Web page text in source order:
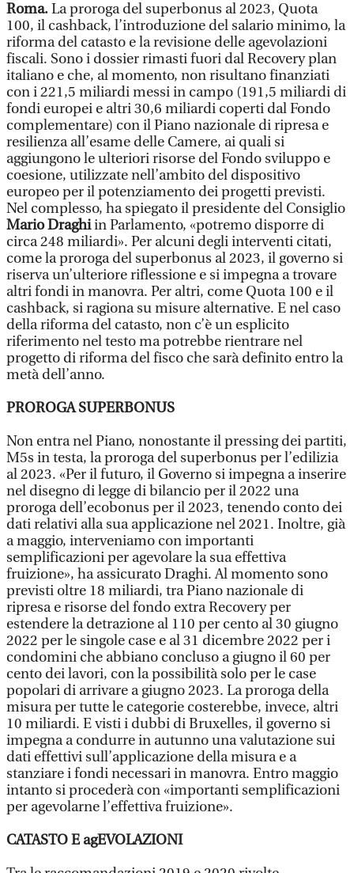
Roma.La proroga del superbonus al 2023, Quota
100, il cashback, l’introduzione del salario minimo, la
riforma del catasto e la revisione delle agevolazioni
fiscali. Sono i dossier rimasti fuori dal Recovery plan
italiano e che, al momento, non risultano finanziati
con i 221,5 miliardi messi in campo (191,5 miliardi di
fondi europei e altri 30,6 miliardi coperti dal Fondo
complementare) con il Piano nazionale di ripresa e
resilienza all’esame delle Camere, ai quali si
aggiungono le ulteriori risorse del Fondo sviluppo e
coesione, utilizzate nell’ambito del dispositivo
europeo per il potenziamento dei progetti previsti.
Nel complesso, ha spiegato il presidente del Consiglio
Mario Draghiin Parlamento, «potremo disporre di
circa 248 miliardi». Per alcuni degli interventi citati,
come la proroga del superbonus al 2023, il governo si
riserva un’ulteriore riflessione e si impegna a trovare
altri fondi in manovra. Per altri, come Quota 100 e il
cashback, si ragiona su misure alternative. E nel caso
della riforma del catasto, non c’è un esplicito
riferimento nel testo ma potrebbe rientrare nel
progetto di riforma del fisco che sarà definito entro la
metà dell’anno.
PROROGA SUPERBONUS
Non entra nel Piano, nonostante il pressing dei partiti,
M5s in testa, la proroga del superbonus per l’edilizia
al 2023. «Per il futuro, il Governo si impegna a inserire
nel disegno di legge di bilancio per il 2022 una
proroga dell’ecobonus per il 2023, tenendo conto dei
dati relativi alla sua applicazione nel 2021. Inoltre, già
a maggio, interveniamo con importanti
semplificazioni per agevolare la sua effettiva
fruizione», ha assicurato Draghi. Al momento sono
previsti oltre 18 miliardi, tra Piano nazionale di
ripresa e risorse del fondo extra Recovery per
estendere la detrazione al 110 per cento al 30 giugno
2022 per le singole case e al 31 dicembre 2022 per i
condomini che abbiano concluso a giugno il 60 per
cento dei lavori, con la possibilità solo per le case
popolari di arrivare a giugno 2023. La proroga della
misura per tutte le categorie costerebbe, invece, altri
10 miliardi. E visti i dubbi di Bruxelles, il governo si
impegna a condurre in autunno una valutazione sui
dati effettivi sull’applicazione della misura e a
stanziare i fondi necessari in manovra. Entro maggio
intanto si procederà con «importanti semplificazioni
per agevolarne l’effettiva fruizione».
CATASTO E agEVOLAZIONI